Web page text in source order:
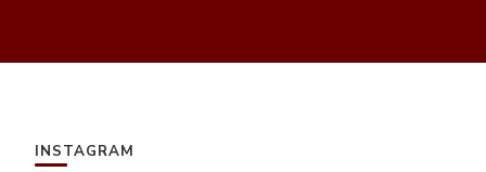
INSTAGRAM